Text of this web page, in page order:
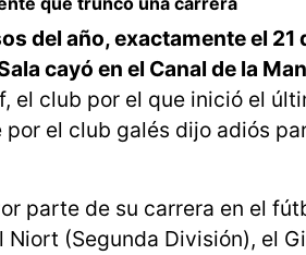
del año, exactamente el 21
cayó en el Canal de la
el club por el que inició el
el club galés dijo adiós
parte de su carrera en el
Niort (Segunda División), el